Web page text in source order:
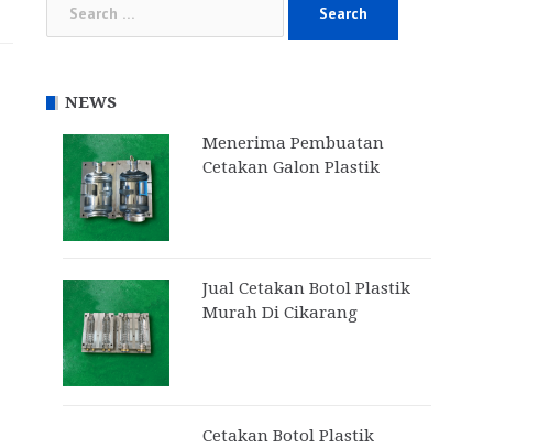
NEWS
Menerima Pembuatan
Cetakan Galon Plastik
Jual Cetakan Botol Plastik
Murah Di Cikarang
Cetakan Botol Plastik